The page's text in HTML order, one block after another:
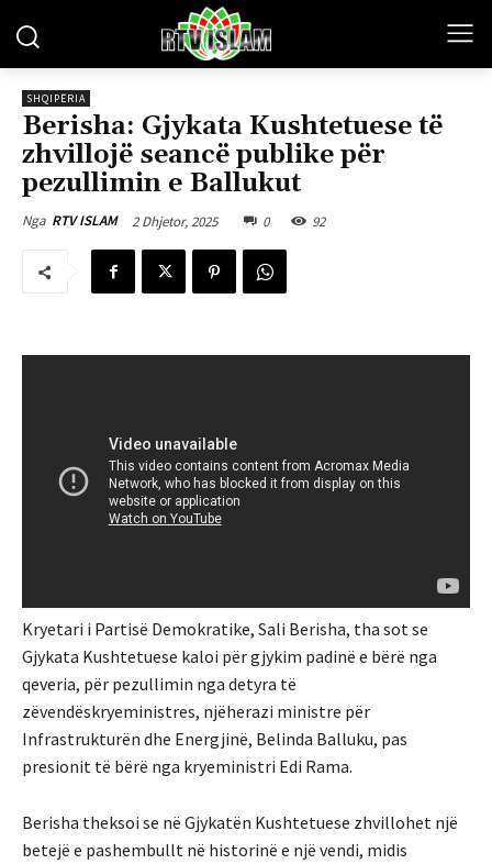
SHQIPËRIA
Berisha: Gjykata Kushtetuese të
zhvillojë seancë publike për
pezullimin e Ballukut
Nga RTV ISLAM 2 Dhjetor, 2025 0 92
Kryetari i Partisë Demokratike, Sali Berisha, tha sot se
Gjykata Kushtetuese kaloi për gjykim padinë e bërë nga
qeveria, për pezullimin nga detyra të
zëvendëskryeministres, njëherazi ministre për
Infrastrukturën dhe Energjinë, Belinda Balluku, pas
presionit të bërë nga kryeministri Edi Rama.
Berisha theksoi se në Gjykatën Kushtetuese zhvillohet një
betejë e pashembullt në historinë e një vendi, midis